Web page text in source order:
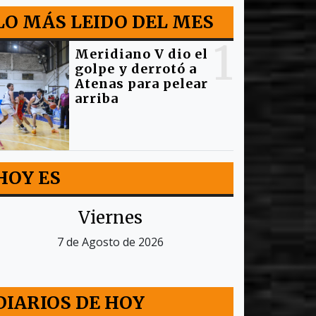
MÁS LEIDO DEL MES
Meridiano V dio el
golpe y derrotó a
Atenas para pelear
arriba
ES
Viernes
7 de Agosto de 2026
DE HOY